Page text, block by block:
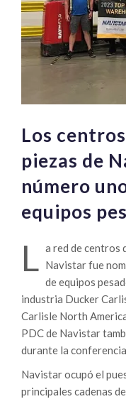
Los
piezas de
número
equipos
L a red de centros
Navistar fue
de equipos
industria Ducker
Carlisle North
PDC de Navistar
durante la
Navistar ocupó el
principales cadenas